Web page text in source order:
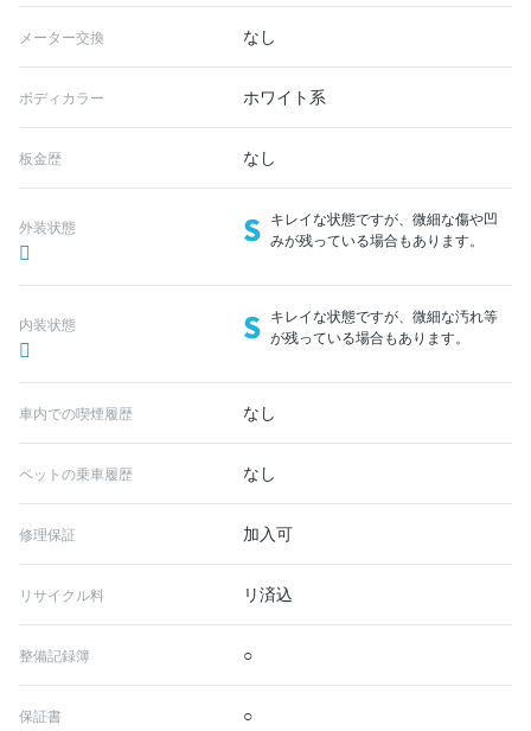
メーター交換 なし
ボディカラー ホワイト系
板金歴 なし
外装状態 S キレイな状態ですが、微細な傷や凹
みが残っている場合もあります。
内装状態 S キレイな状態ですが、微細な汚れ等
が残っている場合もあります。
車内での喫煙履歴 なし
ペットの乗車履歴 なし
修理保証 加入可
リサイクル料 リ済込
整備記録簿 ○
保証書 ○